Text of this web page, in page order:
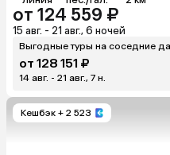
от 124 559 ₽
15 авг. - 21 авг., 6 ночей
Выгодные туры на соседние
от 128 151 ₽
14 авг. - 21 авг., 7 н.
Кешбэк + 2 523